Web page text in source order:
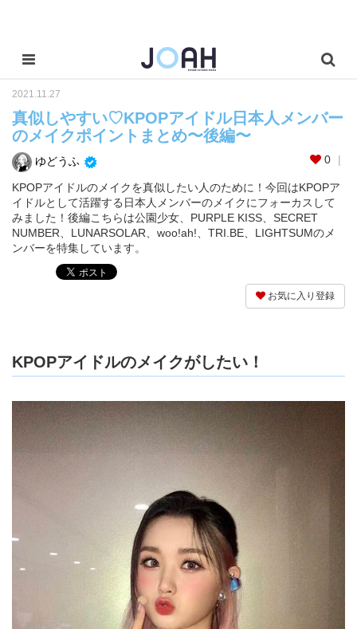
2021.11.27
真似しやすい♡KPOPアイドル日本人メンバー
のメイクポイントまとめ〜後編〜
ゆどうふ 0
KPOPアイドルのメイクを真似したい人のために！今回はKPOPア
イドルとして活躍する日本人メンバーのメイクにフォーカスして
みました！後編こちらは公園少女、PURPLE KISS、SECRET
NUMBER、LUNARSOLAR、woo!ah!、TRI.BE、LIGHTSUMのメ
ンバーを特集しています。
お気に入り登録
KPOPアイドルのメイクがしたい！